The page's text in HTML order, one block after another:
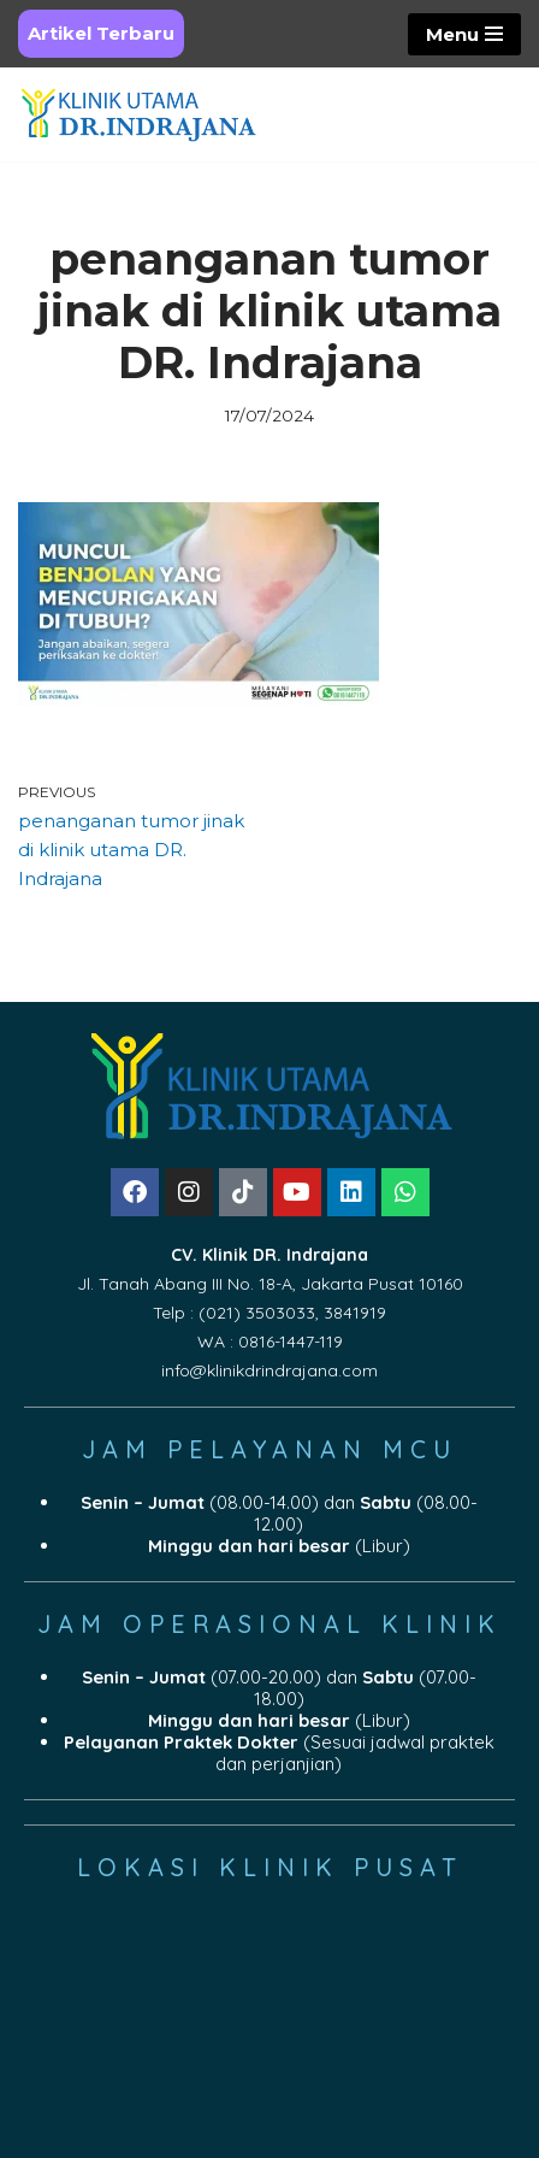
Skip
to
content
Artikel Terbaru Menu
penanganan tumor
jinak di klinik utama
DR. Indrajana
17/07/2024
PREVIOUS
penanganan tumor jinak
di klinik utama DR.
Indrajana
CV. Klinik DR. Indrajana
Jl. Tanah Abang III No. 18-A, Jakarta Pusat 10160
Telp : (021) 3503033, 3841919
WA : 0816-1447-119
info@klinikdrindrajana.com
JAM PELAYANAN MCU
Senin – Jumat(08.00-14.00) dan Sabtu (08.00-
12.00)
Minggu dan hari besar(Libur)
JAM OPERASIONAL KLINIK
Senin – Jumat(07.00-20.00) dan Sabtu (07.00-
18.00)
Minggu dan hari besar(Libur)
Pelayanan Praktek Dokter(Sesuai jadwal praktek
dan perjanjian)
LOKASI KLINIK PUSAT